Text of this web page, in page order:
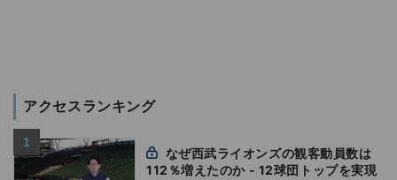
アクセスランキング
112％増えたのか - 12球団トップを実現